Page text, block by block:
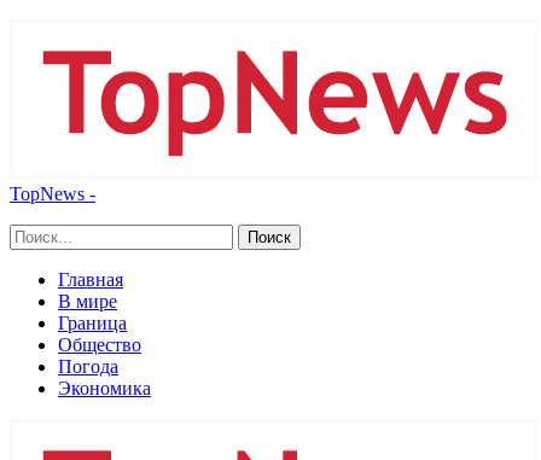
TopNews -
Главная
В мире
Граница
Общество
Погода
Экономика